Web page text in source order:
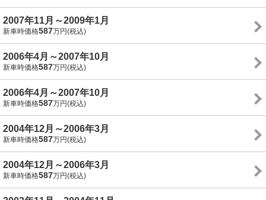
2007年11月～2009年1月
新車時価格587万円(税込)
2006年4月～2007年10月
新車時価格587万円(税込)
2006年4月～2007年10月
新車時価格587万円(税込)
2004年12月～2006年3月
新車時価格587万円(税込)
2004年12月～2006年3月
新車時価格587万円(税込)